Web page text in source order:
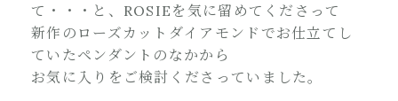
て・・・と、ROSIEを気に留めてくださって
新作のローズカットダイアモンドでお仕立てし
ていたペンダントのなかから
お気に入りをご検討くださっていました。